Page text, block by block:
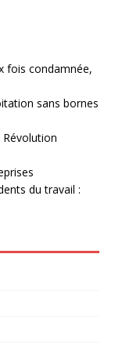
fois condamnée,
sans bornes
Révolution
du travail :